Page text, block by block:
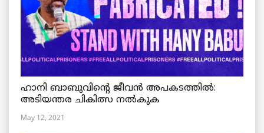
ഹാനി ബാബുവിന്റെ ജീവൻ അപകടത്തിൽ:
അടിയന്തര ചികിത്സ നൽകുക
May 12, 2021